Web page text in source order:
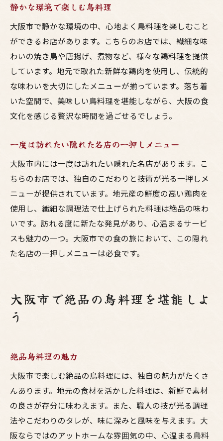
静かな環境で楽しむ鳥料理
大阪市で静かな環境の中、心地よく鳥料理を楽しむこと
ができるお店があります。こちらのお店では、繊細な味
わいの焼き鳥や唐揚げ、煮物など、様々な鶏料理を提供
しています。地元で取れた新鮮な鶏肉を使用し、伝統的
な味わいを大切にしたメニューが揃っています。落ち着
いた空間で、美味しい鳥料理を堪能しながら、大阪の食
文化を感じる贅沢な時間を過ごせるでしょう。
一度は訪れたい隠れた名店の一押しメニュー
大阪市内には一度は訪れたい隠れた名店があります。こ
ちらのお店では、独自のこだわりと技術が光る一押しメ
ニューが提供されています。地元産の鮮度の高い鶏肉を
使用し、繊細な調理法で仕上げられた料理は絶品の味わ
いです。訪れる度に新たな発見があり、心温まるサービ
スも魅力の一つ。大阪市での食の旅において、この隠れ
た名店の一押しメニューは必食です。
大阪市で絶品の鳥料理を堪能しよ
う
絶品鳥料理の魅力
大阪市で楽しむ絶品の鳥料理には、独自の魅力がたくさ
んあります。地元の食材を活かした料理は、新鮮で素材
の良さが存分に味わえます。また、職人の技が光る調理
法やこだわりのタレが、味に深みと風味を与えます。大
阪ならではのアットホームな雰囲気の中、心温まる鳥料